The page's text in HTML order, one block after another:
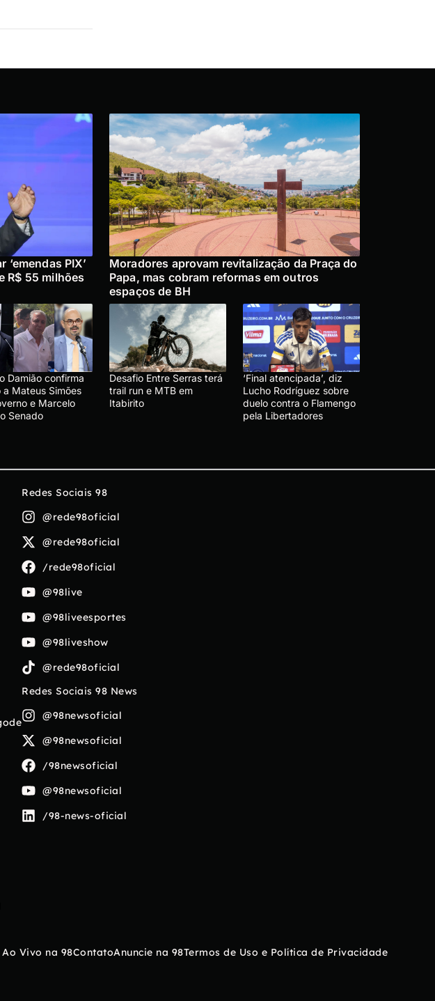
PIX’
R$ 55 milhões
Moradores aprovam revitalização da Praça do
Papa, mas cobram reformas em outros
espaços de BH
Damião confirma
a Mateus Simões
e Marcelo
Senado
Desafio Entre Serras terá
trail run e MTB em
Itabirito
‘Final atencipada’, diz
Lucho Rodríguez sobre
duelo contra o Flamengo
pela Libertadores
Redes Sociais 98
@rede98oficial
@rede98oficial
/rede98oficial
@98live
@98liveesportes
@98liveshow
@rede98oficial
Redes Sociais 98 News
@98newsoficial
@98newsoficial
/98newsoficial
@98newsoficial
/98-news-oficial
Ao Vivo na 98ContatoAnuncie na 98Termos de Uso e Política de Privacidade